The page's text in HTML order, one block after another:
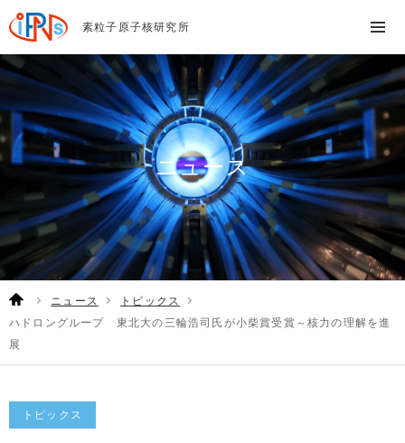
素粒子原子核研究所
ニュース
ニュース
トピックス
ハドロングループ 東北大の三輪浩司氏が小柴賞受賞～核力の理解を進
展
トピックス